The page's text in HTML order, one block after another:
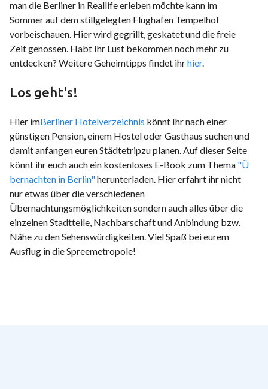
man die Berliner in Reallife erleben möchte kann im
Sommer auf dem stillgelegten Flughafen Tempelhof
vorbeischauen. Hier wird gegrillt, geskatet und die freie
Zeit genossen. Habt Ihr Lust bekommen noch mehr zu
entdecken? Weitere Geheimtipps findet ihrhier.
Los geht's!
Hier imBerliner Hotelverzeichnis könnt Ihr nach einer
günstigen Pension, einem Hostel oder Gasthaus suchen und
damit anfangen euren Städtetripzu planen. Auf dieser Seite
könnt ihr euch auch ein kostenloses E-Book zum Thema "Ü
bernachten in Berlin"herunterladen. Hier erfahrt ihr nicht
nur etwas über die verschiedenen
Übernachtungsmöglichkeiten sondern auch alles über die
einzelnen Stadtteile, Nachbarschaft und Anbindung bzw.
Nähe zu den Sehenswürdigkeiten. Viel Spaß bei eurem
Ausflug in die Spreemetropole!